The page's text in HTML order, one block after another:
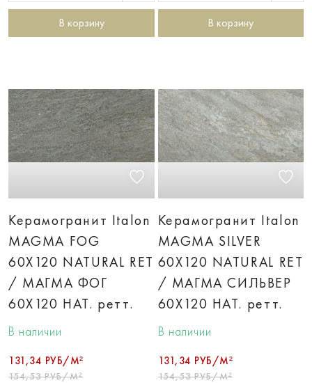
В корзину В корзину
Керамогранит Italon
MAGMA FOG
60X120 NATURAL RET
/ МАГМА ФОГ
60X120 НАТ. ретт.
В наличии
131,34 РУБ/М²
154,53 РУБ/М²
Керамогранит Italon
MAGMA SILVER
60X120 NATURAL RET
/ МАГМА СИЛЬВЕР
60X120 НАТ. ретт.
В наличии
131,34 РУБ/М²
154,53 РУБ/М²